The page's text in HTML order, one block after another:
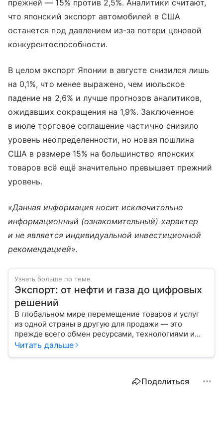
прежней — 15% против 2,5%. Аналитики считают,
что японский экспорт автомобилей в США
останется под давлением из-за потери ценовой
конкурентоспособности.
В целом экспорт Японии в августе снизился лишь
на 0,1%, что менее выражено, чем июльское
падение на 2,6% и лучше прогнозов аналитиков,
ожидавших сокращения на 1,9%. Заключенное
в июле торговое соглашение частично снизило
уровень неопределенности, но новая пошлина
США в размере 15% на большинство японских
товаров всё ещё значительно превышает прежний
уровень.
«Данная информация носит исключительно
информационный (ознакомительный) характер
и не является индивидуальной инвестиционной
рекомендацией».
Узнать больше по теме
Экспорт: от нефти и газа до цифровых
решений
В глобальном мире перемещение товаров и услуг
из одной страны в другую для продажи — это
прежде всего обмен ресурсами, технологиями и
культурой. В статье разберем, как работает экспорт
Читать дальше
Поделиться